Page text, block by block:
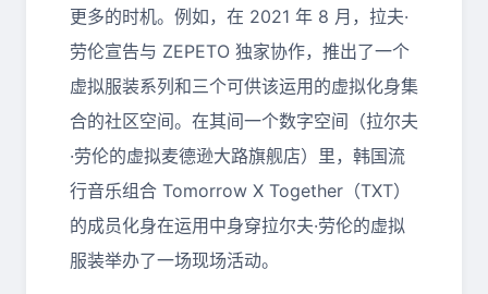
更多的时机。例如，在 2021 年 8 月，拉夫·
劳伦宣告与 ZEPETO 独家协作，推出了一个
虚拟服装系列和三个可供该运用的虚拟化身集
合的社区空间。在其间一个数字空间（拉尔夫
·劳伦的虚拟麦德逊大路旗舰店）里，韩国流
行音乐组合 Tomorrow X Together（TXT）
的成员化身在运用中身穿拉尔夫·劳伦的虚拟
服装举办了一场现场活动。